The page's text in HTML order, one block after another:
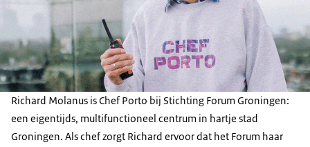
Richard Molanus is Chef Porto bij Stichting Forum Groningen:
een eigentijds, multifunctioneel centrum in hartje stad
Groningen. Als chef zorgt Richard ervoor dat het Forum haar